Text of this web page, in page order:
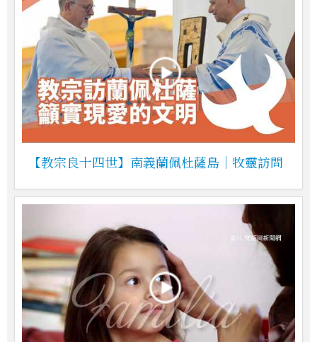
【教宗良十四世】南義蘭佩杜薩島｜牧靈訪問